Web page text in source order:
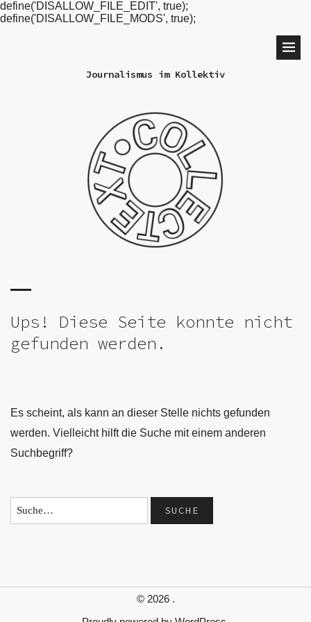
define('DISALLOW_FILE_EDIT', true);
define('DISALLOW_FILE_MODS', true);
Journalismus im Kollektiv
Ups! Diese Seite konnte nicht
gefunden werden.
Es scheint, als kann an dieser Stelle nichts gefunden
werden. Vielleicht hilft die Suche mit einem anderen
Suchbegriff?
© 2026 .